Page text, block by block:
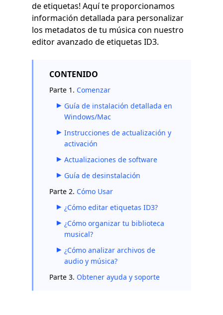
de etiquetas! Aquí te proporcionamos
información detallada para personalizar
los metadatos de tu música con nuestro
editor avanzado de etiquetas ID3.
CONTENIDO
Parte 1. Comenzar
Guía de instalación detallada en
Windows/Mac
Instrucciones de actualización y
activación
Actualizaciones de software
Guía de desinstalación
Parte 2. Cómo Usar
¿Cómo editar etiquetas ID3?
¿Cómo organizar tu biblioteca
musical?
¿Cómo analizar archivos de
audio y música?
Parte 3. Obtener ayuda y soporte